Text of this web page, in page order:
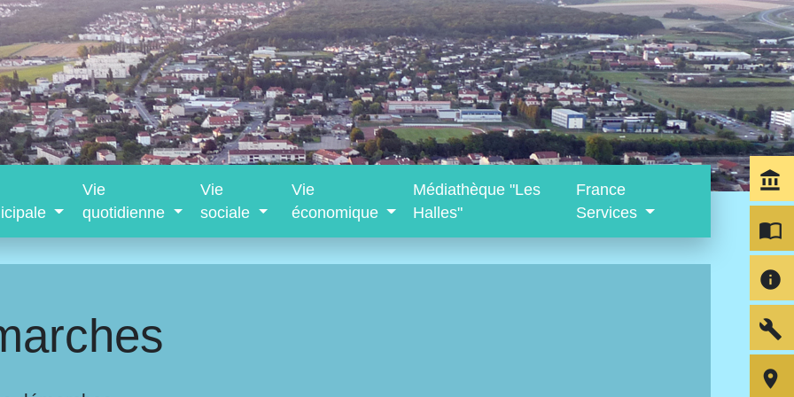
Vie
quotidienne
Vie
sociale
Vie
économique
Médiathèque "Les
Halles"
France
Services
account_balance
import_contacts
info
build
room